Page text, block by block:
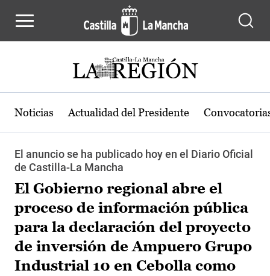
Noticias Actualidad del Presidente
El anuncio se ha publicado hoy en el Diario Oficial
de Castilla-La Mancha
El Gobierno regional abre el
proceso de información pública
para la declaración del proyecto
de inversión de Ampuero Grupo
Industrial 10 en Cebolla como